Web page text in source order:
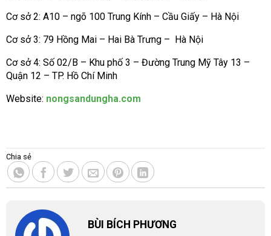
Cơ sở 2: A10 – ngõ 100 Trung Kính – Cầu Giấy – Hà Nội
Cơ sở 3: 79 Hồng Mai – Hai Bà Trưng – Hà Nội
Cơ sở 4: Số 02/B – Khu phố 3 – Đường Trung Mỹ Tây 13 –
Quận 12 – TP. Hồ Chí Minh
Website: nongsandungha.com
Chia sẻ
BÙI BÍCH PHƯƠNG